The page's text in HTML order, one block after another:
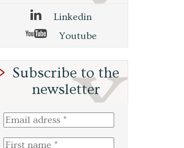
Linkedin
Youtube
Subscribe to the
newsletter